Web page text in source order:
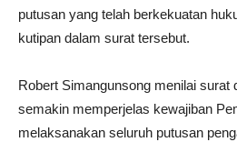
putusan yang telah berkekuatan
kutipan dalam surat tersebut.
Robert Simangunsong menilai surat
semakin memperjelas kewajiban
melaksanakan seluruh putusan